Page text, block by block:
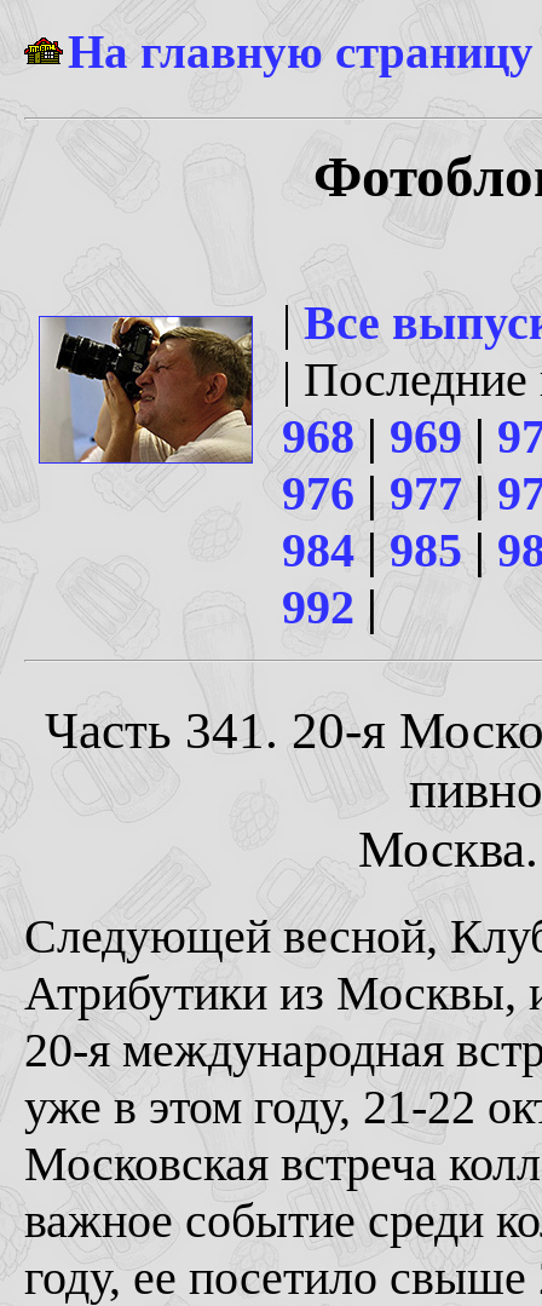
На главную
|Все
|
968| 969|
976 | 977 |
984 | 985|
992 |
Часть 341. 20-я
Следующей весной,
Атрибутики из Москвы,
20-я международная
уже в этом году, 21-22
Московская встреча
важное событие среди
году, ее посетило